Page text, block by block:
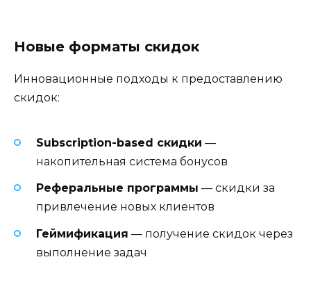
Новые форматы скидок
Инновационные подходы к предоставлению
скидок:
Subscription-based скидки —
накопительная система бонусов
Реферальные программы — скидки за
привлечение новых клиентов
Геймификация — получение скидок через
выполнение задач